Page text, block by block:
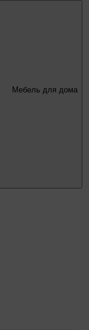
Мебель для дома